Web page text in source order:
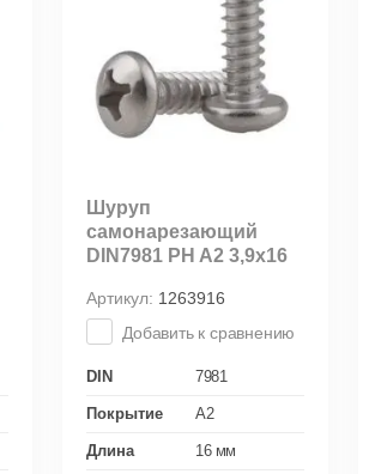
Шуруп
самонарезающий
DIN7981 PH A2 3,9х16
Артикул: 1263916
Добавить к сравнению
DIN 7981
Покрытие A2
Длина 16 мм